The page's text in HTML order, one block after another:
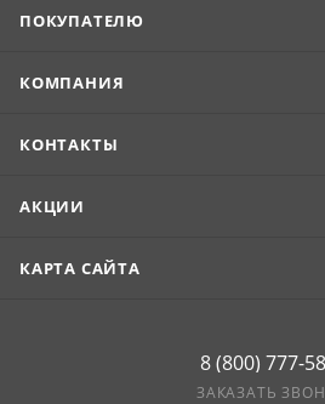
ПОКУПАТЕЛЮ
КОМПАНИЯ
КОНТАКТЫ
АКЦИИ
КАРТА САЙТА
8 (800) 777-
ЗАКАЗАТЬ